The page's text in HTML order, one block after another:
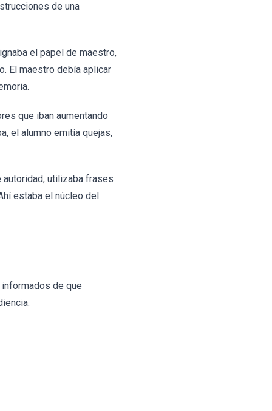
de una
el papel de maestro,
El maestro debía aplicar
que iban aumentando
el alumno emitía quejas,
autoridad, utilizaba frases
estaba el núcleo del
de que